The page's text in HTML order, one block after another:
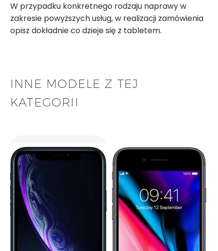
W przypadku konkretnego rodzaju naprawy w
zakresie powyższych usług, w realizacji zamówienia
opisz dokładnie co dzieje się z tabletem.
INNE MODELE Z TEJ
KATEGORII